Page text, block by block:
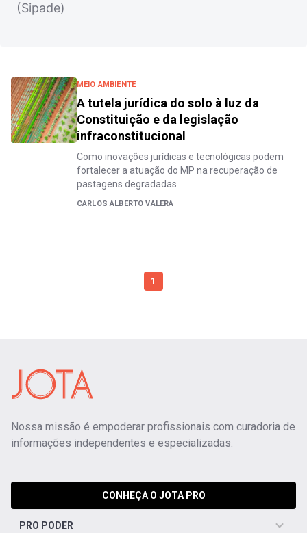
(Sipade)
MEIO AMBIENTE
A tutela jurídica do solo à luz da
Constituição e da legislação
infraconstitucional
Como inovações jurídicas e tecnológicas podem
fortalecer a atuação do MP na recuperação de
pastagens degradadas
CARLOS ALBERTO VALERA
1
Nossa missão é empoderar profissionais com curadoria de
informações independentes e especializadas.
CONHEÇA O JOTA PRO
PRO PODER